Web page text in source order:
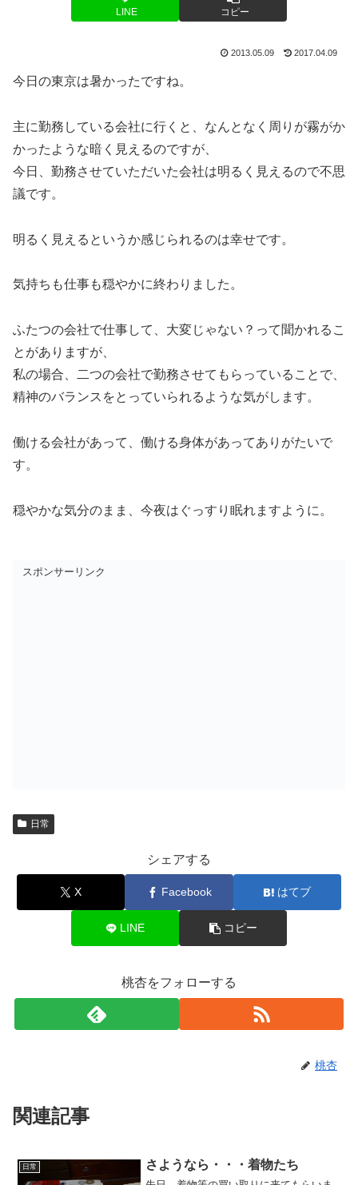
LINE コピー
2013.05.09 2017.04.09
今日の東京は暑かったですね。
主に勤務している会社に行くと、なんとなく周りが霧がか
かったような暗く見えるのですが、
今日、勤務させていただいた会社は明るく見えるので不思
議です。
明るく見えるというか感じられるのは幸せです。
気持ちも仕事も穏やかに終わりました。
ふたつの会社で仕事して、大変じゃない？って聞かれるこ
とがありますが、
私の場合、二つの会社で勤務させてもらっていることで、
精神のバランスをとっていられるような気がします。
働ける会社があって、働ける身体があってありがたいで
す。
穏やかな気分のまま、今夜はぐっすり眠れますように。
スポンサーリンク
日常
シェアする
X Facebook はてブ
LINE コピー
桃杏をフォローする
桃杏
関連記事
日常 さようなら・・・着物たち